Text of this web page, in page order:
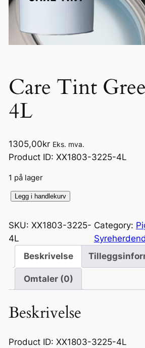
Care Tint
4L
1305,00kr Eks. mva.
Product ID: XX1803-3225-4L
1 på lager
r
e
t
r
e
Legg i handlekurv
SKU: XX1803-3225-
4L
Category:
Beskrivelse
Omtaler (0)
Beskrivelse
Product ID: XX1803-3225-4L